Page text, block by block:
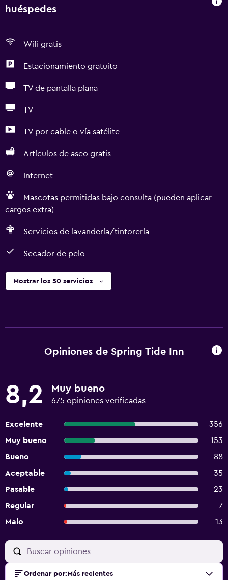
huéspedes
Wifi gratis
Estacionamiento gratuito
TV de pantalla plana
TV
TV por cable o vía satélite
Artículos de aseo gratis
Internet
Mascotas permitidas bajo consulta (pueden aplicar
cargos extra)
Servicios de lavandería/tintorería
Secador de pelo
Mostrar los 50 servicios
Opiniones de Spring Tide Inn
8,2 Muy bueno
675 opiniones verificadas
Excelente
356
Muy bueno
153
Bueno
88
Aceptable
35
Pasable
23
Regular
7
Malo
13
Ordenar por: Más recientes